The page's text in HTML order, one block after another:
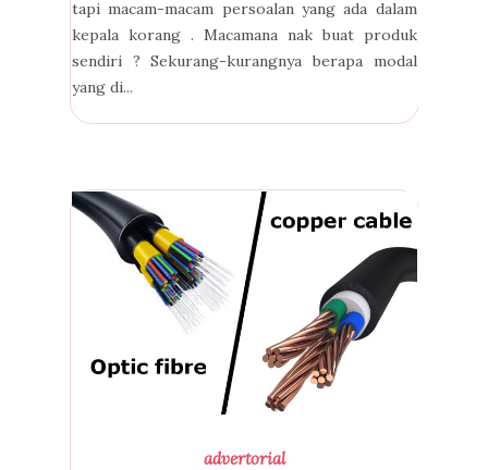
tapi macam-macam persoalan yang ada dalam
kepala korang . Macamana nak buat produk
sendiri ? Sekurang-kurangnya berapa modal
yang di...
advertorial